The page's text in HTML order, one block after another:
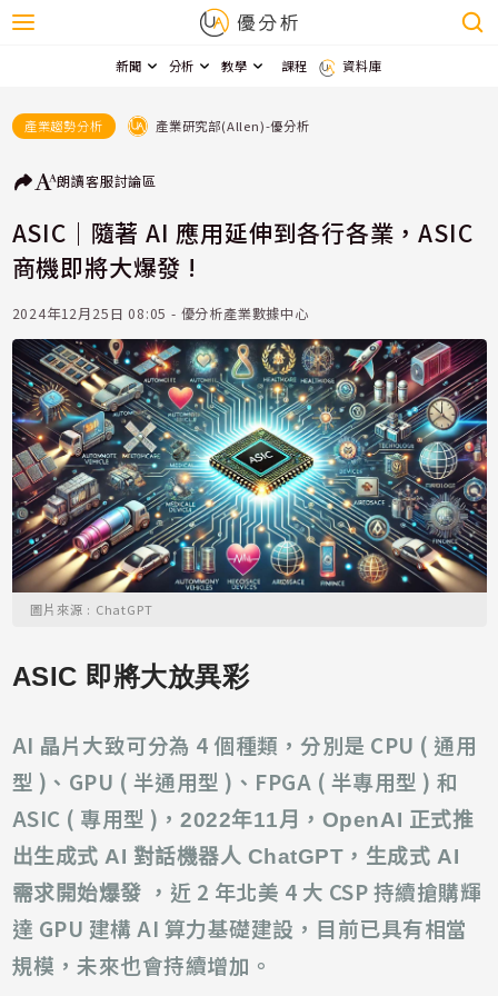
新聞 分析 教學 課程 資料庫
產業趨勢分析 產業研究部(Allen)-優分析
朗讀客服討論區
ASIC｜隨著 AI 應用延伸到各行各業，ASIC
商機即將大爆發 !
2024年12月25日 08:05 - 優分析產業數據中心
圖片來源 : ChatGPT
ASIC 即將大放異彩
AI 晶片大致可分為 4 個種類，分別是 CPU ( 通用
型 )、GPU ( 半通用型 )、FPGA ( 半專用型 ) 和
ASIC ( 專用型 )，2022年11月， OpenAI 正式推
出生成式 AI 對話機器人 ChatGPT ，生成式 AI
需求開始爆發 ， 近 2 年北美 4 大 CSP 持續搶購輝
達 GPU 建構 AI 算力基礎建設，目前已具有相當
規模，未來也會持續增加。